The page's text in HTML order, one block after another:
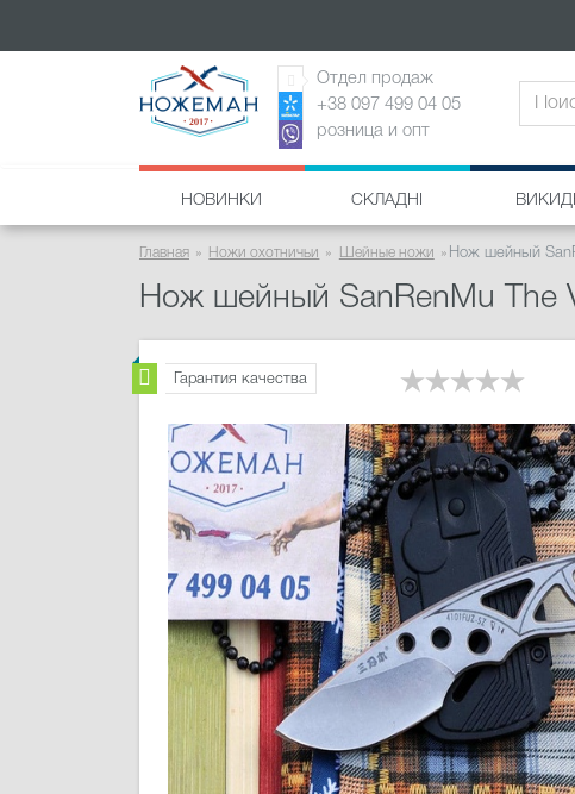
Отдел продаж
+38 097 499 04 05
розница и опт
НОВИНКИ СКЛАДНІ
Главная Ножи охотничьи Шейные ножи Нож шейный
Нож шейный SanRenMu The
Гарантия качества